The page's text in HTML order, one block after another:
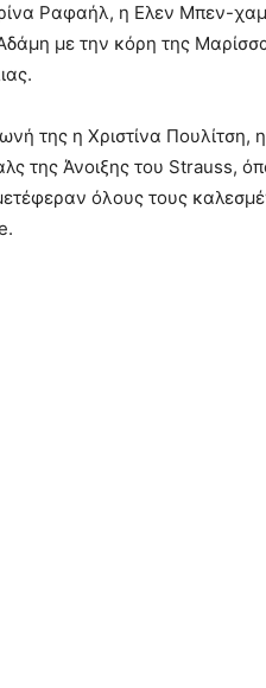
Ραφαήλ, η Ελεν Μπεν-
με την κόρη της
της η Χριστίνα Πουλίτση,
της Άνοιξης του Strauss,
όλους τους